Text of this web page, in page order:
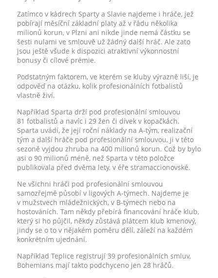
Zatímco v kádrech Sparty a Slavie najdeme i hráče, jež
pobírají měsíční základní platy až v řádu několika
milionů korun, v Plzni ani nikde jinde nemá částku se
šesti nulami ve smlouvě už žádný další hráč. Ale zato
jsou ještě všude k dispozici atraktivní výkonnostní
bonusy či cílové prémie.
Podstatným faktorem, ve kterém se kluby výrazně liší, je
odpověď na otázku, kolik profesionálních fotbalistů
vlastně živí.
Například Sparta drží pod profesionální smlouvou
81 fotbalistů a navíc i 29 žen či dívek v kopačkách.
Sparta uvádí, že její roční náklady na A-tým, realizační
tým a další hráče pod profesionální smlouvou, ji v této
sezoně vyjdou zhruba na 400 milionů korun. Což by bylo
asi o 90 milionů méně, než Sparta v této položce
publikovala před dvěma lety, v éře stramaccionovské.
Ne všichni hráči pod profesionální smlouvou
samozřejmě působí v ligových A-týmech. Najdeme je
v mužstvech mládežnických, v B-týmech nebo na
hostováních. Tam někdy přebírá financování hráče klub,
který si ho půjčil, někdy zůstává plátcem klub kmenový,
jindy se o to v nějakém poměru dělí, záleží na každém
konkrétním ujednání.
Například Teplice registrují 39 profesionálních smluv,
Bohemians mají takto podchyceno jen 28 hráčů.